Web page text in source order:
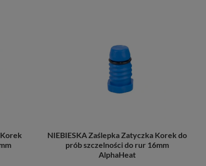
NIEBIESKA Zaślepka Zatyczka Korek do
prób szczelności do rur 16mm
AlphaHeat